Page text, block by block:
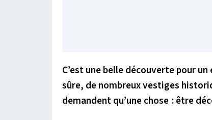
C’est une belle découverte pour
sûre, de nombreux vestiges
demandent qu’une chose : être